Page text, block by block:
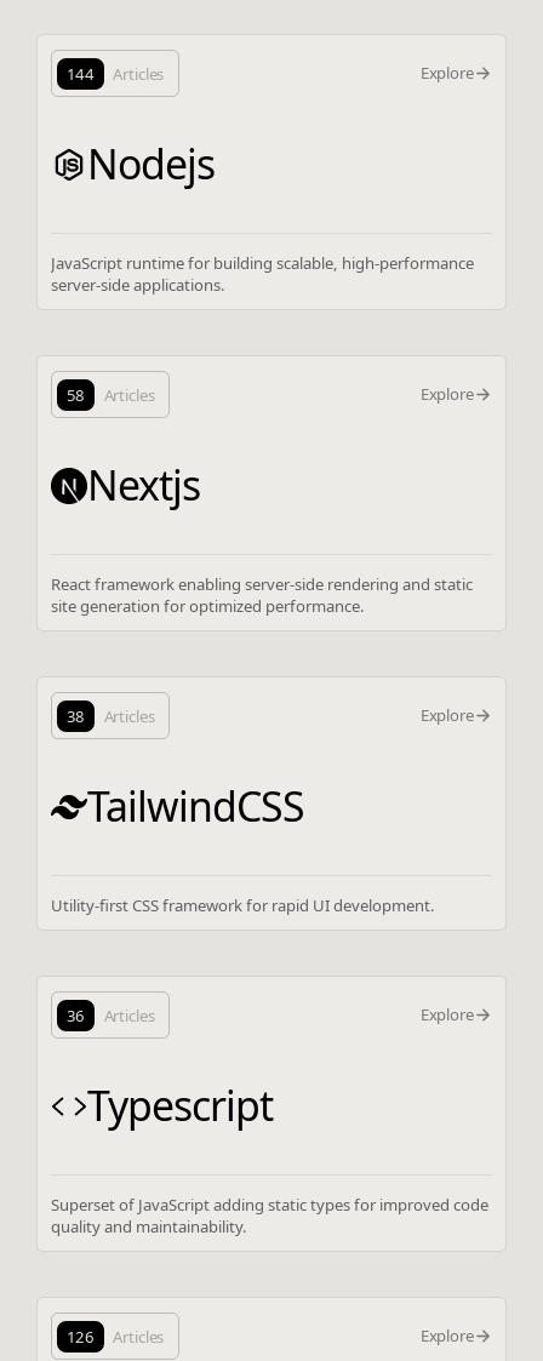
144 Articles Explore
Nodejs
JavaScript runtime for building scalable, high-performance
server-side applications.
58 Articles Explore
Nextjs
React framework enabling server-side rendering and static
site generation for optimized performance.
38 Articles Explore
TailwindCSS
Utility-first CSS framework for rapid UI development.
36 Articles Explore
Typescript
Superset of JavaScript adding static types for improved code
quality and maintainability.
126 Articles Explore